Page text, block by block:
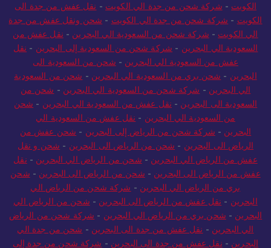
الكويت - شركة شحن من جدة الي الكويت - نقل عفش من جدة الى
الكويت - شركة شحن من جدة الي الكويت - شحن ونقل عفش من جدة
الي الكويت - شركة شحن من السعودية الي البحرين - نقل عفش من
السعودية الي البحرين - شركة شحن من السعودية إلى البحرين - نقل
عفش من السعودية الي البحرين - شحن من السعودية الى
البحرين - شحن بري من السعودية الي البحرين - شحن من السعودية
الي البحرين - شركة شحن من السعودية الي البحرين - شحن من
السعودية الى البحرين - نقل عفش من السعودية الي البحرين - شحن
من السعودية الي البحرين - نقل عفش من السعودية الي
البحرين - شركة شحن من الرياض إلى البحرين - شحن عفش من
الرياض الى البحرين - شحن من الرياض الى البحرين - شحن و نقل
عفش من الرياض الي البحرين - شحن من الرياض الي البحرين - نقل
عفش من الرياض الى البحرين - شحن من الرياض الى البحرين - شحن
بري من الرياض الي البحرين - شركة شحن من الرياض الي
البحرين - نقل عفش من الرياض الى البحرين - شحن من الرياض الي
البحرين - شحن بري من الرياض الي البحرين - شركة شحن من الرياض
الي البحرين - نقل عفش من جدة الى البحرين - شحن من جدة الي
البحرين - نقل عفش من جدة الى البحرين - شركة شحن من جدة إلى